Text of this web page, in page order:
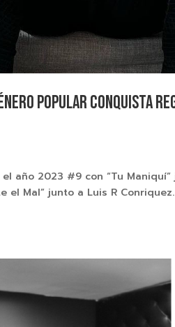
popular conquista
año 2023 #9 con “Tu
el Mal” junto a Luis R